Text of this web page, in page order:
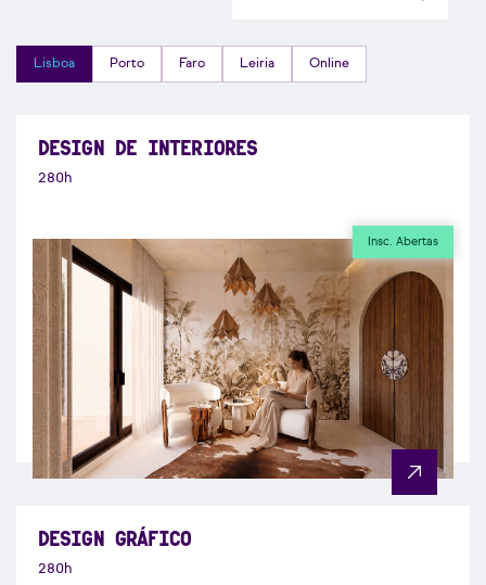
Lisboa Porto Faro Leiria Online
DESIGN DE INTERIORES
280h
Insc. Abertas
DESIGN GRÁFICO
280h